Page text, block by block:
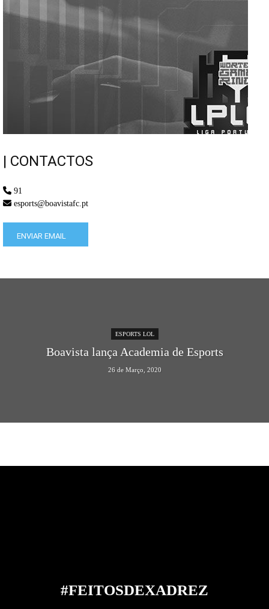
| CONTACTOS
91
esports@boavistafc.pt
ENVIAR EMAIL
ESPORTS LOL
Boavista lança Academia de Esports
26 de Março, 2020
#FEITOSDEXADREZ